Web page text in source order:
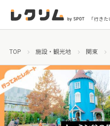
「行き
TOP 施設・観光地 関東